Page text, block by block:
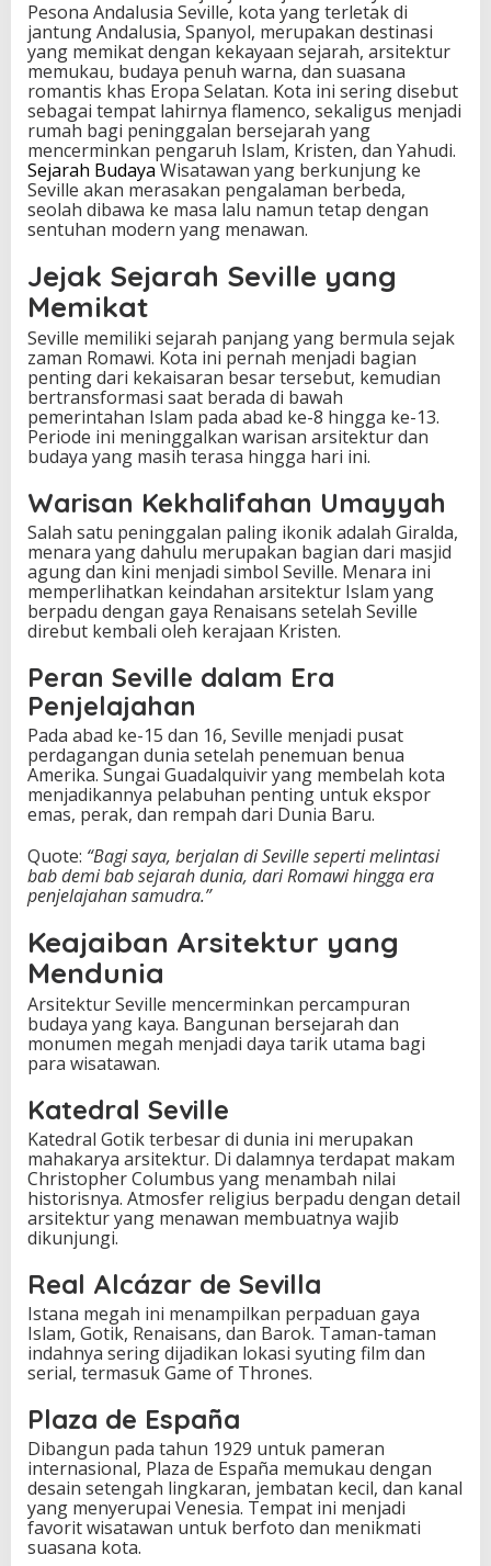
a
a
h
i
S
e
j
a
r
a
h
u
d
y
a
d
a
n
P
e
s
n
a
A
n
d
a
l
i
a
Pesona Andalusia Seville, kota yang terletak di
jantung Andalusia, Spanyol, merupakan destinasi
yang memikat dengan kekayaan sejarah, arsitektur
memukau, budaya penuh warna, dan suasana
romantis khas Eropa Selatan. Kota ini sering disebut
sebagai tempat lahirnya flamenco, sekaligus menjadi
rumah bagi peninggalan bersejarah yang
mencerminkan pengaruh Islam, Kristen, dan Yahudi.
Sejarah Budaya Wisatawan yang berkunjung ke
Seville akan merasakan pengalaman berbeda,
seolah dibawa ke masa lalu namun tetap dengan
sentuhan modern yang menawan.
Jejak Sejarah Seville yang
Memikat
Seville memiliki sejarah panjang yang bermula sejak
zaman Romawi. Kota ini pernah menjadi bagian
penting dari kekaisaran besar tersebut, kemudian
bertransformasi saat berada di bawah
pemerintahan Islam pada abad ke-8 hingga ke-13.
Periode ini meninggalkan warisan arsitektur dan
budaya yang masih terasa hingga hari ini.
Warisan Kekhalifahan Umayyah
Salah satu peninggalan paling ikonik adalah Giralda,
menara yang dahulu merupakan bagian dari masjid
agung dan kini menjadi simbol Seville. Menara ini
memperlihatkan keindahan arsitektur Islam yang
berpadu dengan gaya Renaisans setelah Seville
direbut kembali oleh kerajaan Kristen.
Peran Seville dalam Era
Penjelajahan
Pada abad ke-15 dan 16, Seville menjadi pusat
perdagangan dunia setelah penemuan benua
Amerika. Sungai Guadalquivir yang membelah kota
menjadikannya pelabuhan penting untuk ekspor
emas, perak, dan rempah dari Dunia Baru.
Quote: “Bagi saya, berjalan di Seville seperti melintasi
bab demi bab sejarah dunia, dari Romawi hingga era
penjelajahan samudra.”
Keajaiban Arsitektur yang
Mendunia
Arsitektur Seville mencerminkan percampuran
budaya yang kaya. Bangunan bersejarah dan
monumen megah menjadi daya tarik utama bagi
para wisatawan.
Katedral Seville
Katedral Gotik terbesar di dunia ini merupakan
mahakarya arsitektur. Di dalamnya terdapat makam
Christopher Columbus yang menambah nilai
historisnya. Atmosfer religius berpadu dengan detail
arsitektur yang menawan membuatnya wajib
dikunjungi.
Real Alcázar de Sevilla
Istana megah ini menampilkan perpaduan gaya
Islam, Gotik, Renaisans, dan Barok. Taman-taman
indahnya sering dijadikan lokasi syuting film dan
serial, termasuk Game of Thrones.
Plaza de España
Dibangun pada tahun 1929 untuk pameran
internasional, Plaza de España memukau dengan
desain setengah lingkaran, jembatan kecil, dan kanal
yang menyerupai Venesia. Tempat ini menjadi
favorit wisatawan untuk berfoto dan menikmati
suasana kota.